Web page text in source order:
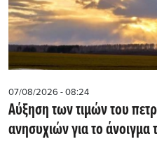
07/08/2026 - 08:24
Αύξηση των τιμών του
ανησυχιών για το